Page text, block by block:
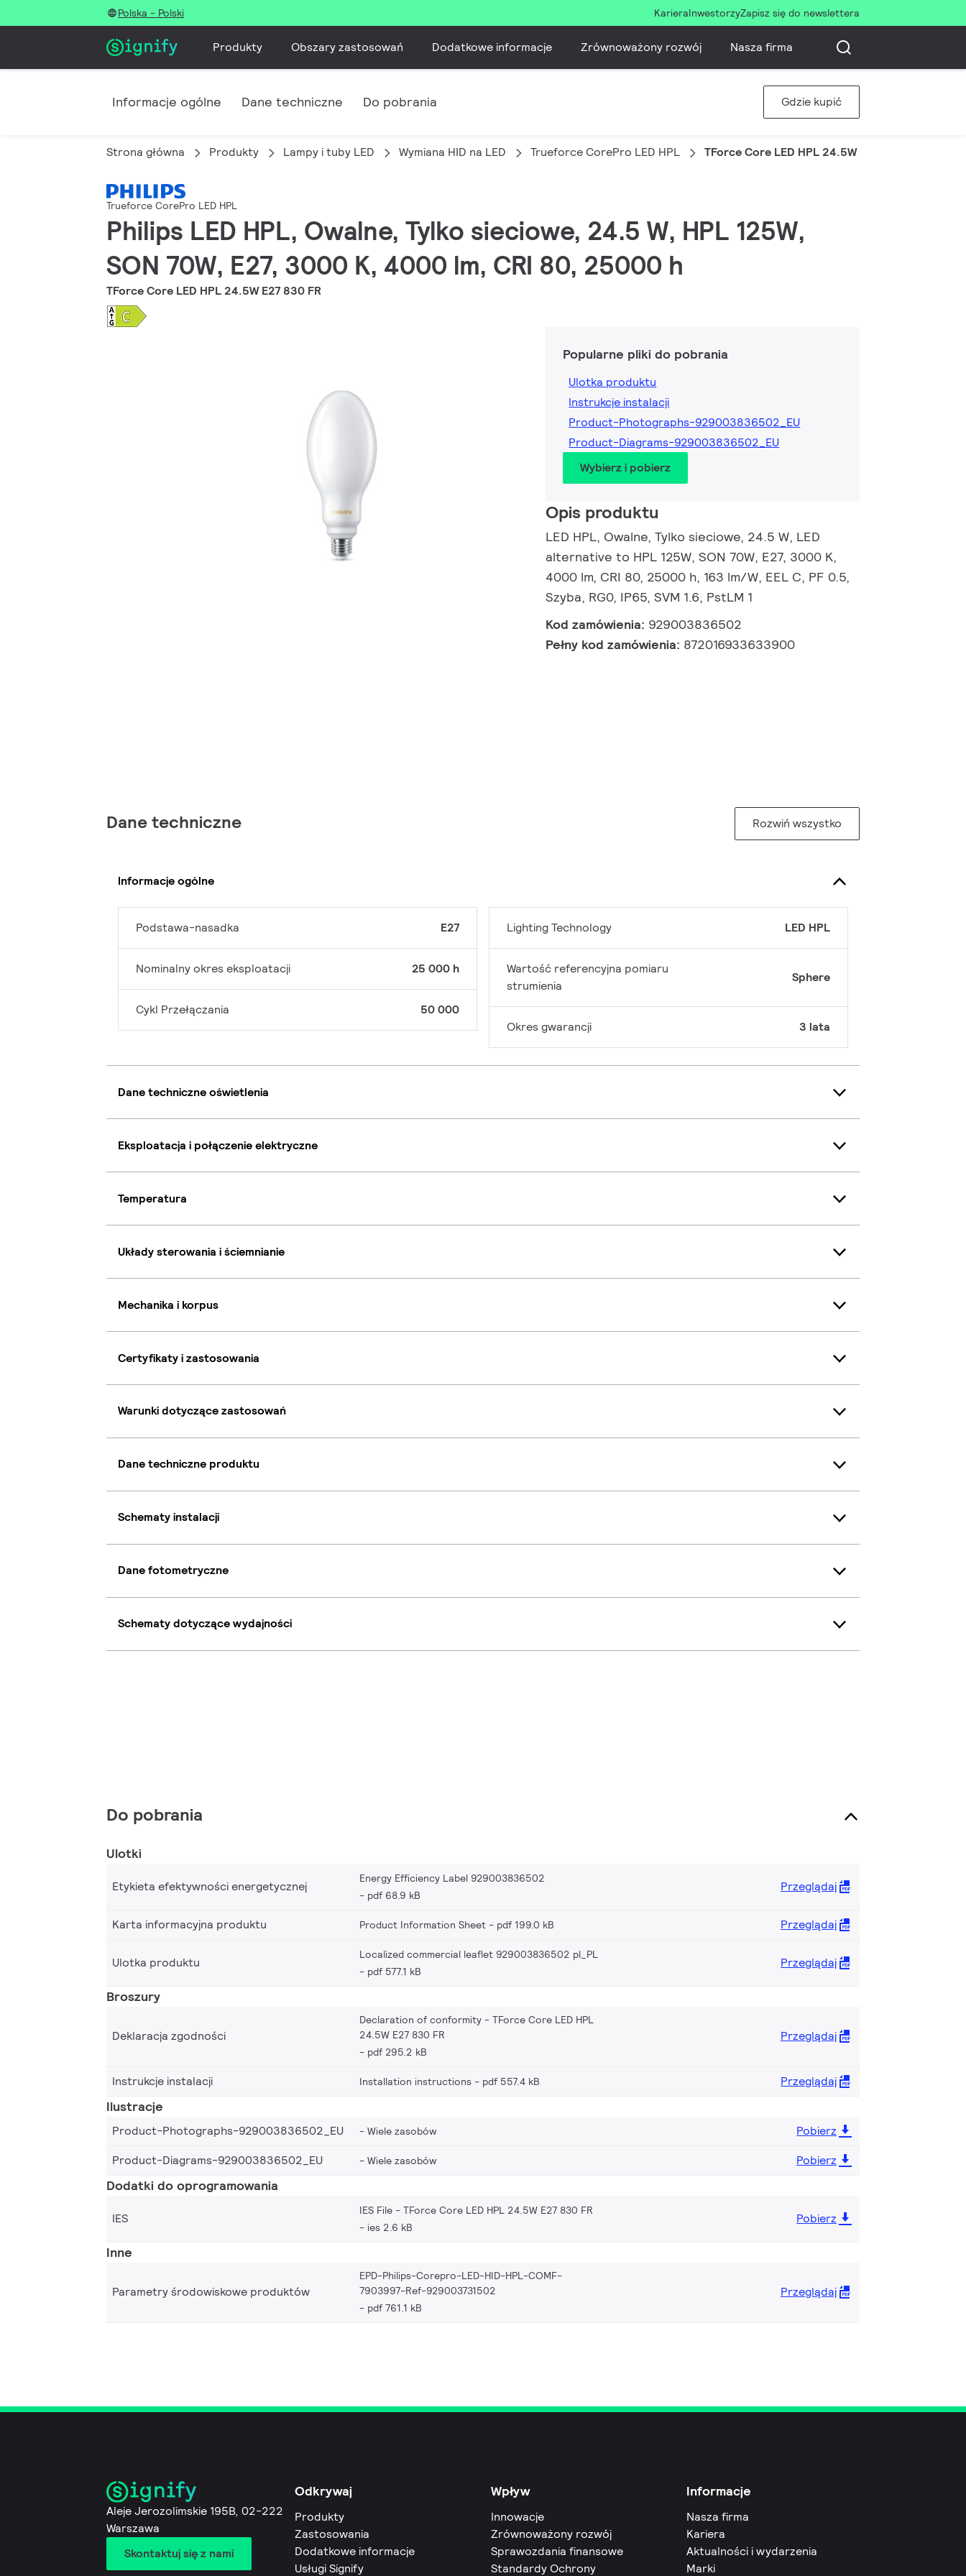
Polska - Polski KarieraInwestorzyZapisz się do newslettera
Produkty Obszary zastosowań Dodatkowe informacje Zrównoważony rozwój Nasza firma
Informacje ogólne Dane techniczne Do pobrania Gdzie kupić
Strona główna Produkty Lampy i tuby LED Wymiana HID na LED Trueforce CorePro LED HPL TForce Core LED HPL 24.5W E27 830 FR
Trueforce CorePro LED HPL
Philips LED HPL, Owalne, Tylko sieciowe, 24.5 W, HPL 125W,
SON 70W, E27, 3000 K, 4000 lm, CRI 80, 25000 h
TForce Core LED HPL 24.5W E27 830 FR
Popularne pliki do pobrania
Ulotka produktu
Instrukcje instalacji
Product-Photographs-929003836502_EU
Product-Diagrams-929003836502_EU
Wybierz i pobierz
Opis produktu
LED HPL, Owalne, Tylko sieciowe, 24.5 W, LED
alternative to HPL 125W, SON 70W, E27, 3000 K,
4000 lm, CRI 80, 25000 h, 163 lm/W, EEL C, PF 0.5,
Szyba, RG0, IP65, SVM 1.6, PstLM 1
Kod zamówienia: 929003836502
Pełny kod zamówienia: 872016933633900
Dane techniczne Rozwiń wszystko
Informacje ogólne
Podstawa-nasadka E27
Nominalny okres eksploatacji 25 000 h
Cykl Przełączania 50 000
Lighting Technology LED HPL
Wartość referencyjna pomiaru
strumienia
Sphere
Okres gwarancji 3 lata
Dane techniczne oświetlenia
Eksploatacja i połączenie elektryczne
Temperatura
Układy sterowania i ściemnianie
Mechanika i korpus
Certyfikaty i zastosowania
Warunki dotyczące zastosowań
Dane techniczne produktu
Schematy instalacji
Dane fotometryczne
Schematy dotyczące wydajności
Do pobrania
Ulotki
Etykieta efektywności energetycznej
Energy Efficiency Label 929003836502
pdf 68.9 kB
Przeglądaj
Karta informacyjna produktu Product Information Sheet pdf 199.0 kB Przeglądaj
Ulotka produktu
Localized commercial leaflet 929003836502 pl_PL
pdf 577.1 kB
Przeglądaj
Broszury
Deklaracja zgodności
Declaration of conformity - TForce Core LED HPL
24.5W E27 830 FR
pdf 295.2 kB
Przeglądaj
Instrukcje instalacji Installation instructions pdf 557.4 kB Przeglądaj
Ilustracje
Product-Photographs-929003836502_EU Wiele zasobów
Pobierz
Product-Diagrams-929003836502_EU
Wiele zasobów Pobierz
Dodatki do oprogramowania
IES
IES File - TForce Core LED HPL 24.5W E27 830 FR
ies 2.6 kB
Pobierz
Inne
Parametry środowiskowe produktów
EPD-Philips-Corepro-LED-HID-HPL-COMF-
7903997-Ref-929003731502
pdf 761.1 kB
Przeglądaj
Aleje Jerozolimskie 195B, 02-222
Warszawa
Skontaktuj się z nami
Odkrywaj
Produkty
Zastosowania
Dodatkowe informacje
Usługi Signify
Wpływ
Innowacje
Zrównoważony rozwój
Sprawozdania finansowe
Standardy Ochrony
Informacje
Nasza firma
Kariera
Aktualności i wydarzenia
Marki